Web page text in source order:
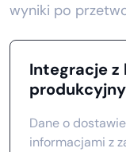
wyniki po
Integracje z
Dane o
informacjami z